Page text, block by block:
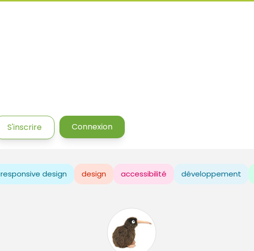
S'inscrire Connexion
responsive design design accessibilité développement